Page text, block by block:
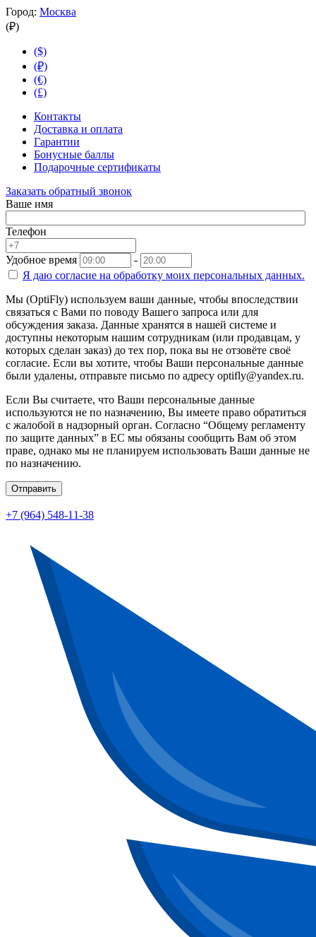
Город: Москва
(₽)
($)
(₽)
(€)
(£)
Контакты
Доставка и оплата
Гарантии
Бонусные баллы
Подарочные сертификаты
Заказать обратный звонок
Ваше имя
Телефон
Удобное время
-
Я даю согласие на обработку моих персональных данных.
Мы (OptiFly) используем ваши данные, чтобы впоследствии
связаться с Вами по поводу Вашего запроса или для
обсуждения заказа. Данные хранятся в нашей системе и
доступны некоторым нашим сотрудникам (или продавцам, у
которых сделан заказ) до тех пор, пока вы не отзовёте своё
согласие. Если вы хотите, чтобы Ваши персональные данные
были удалены, отправьте письмо по адресу optifly@yandex.ru.
Если Вы считаете, что Ваши персональные данные
используются не по назначению, Вы имеете право обратиться
с жалобой в надзорный орган. Согласно “Общему регламенту
по защите данных” в ЕС мы обязаны сообщить Вам об этом
праве, однако мы не планируем использовать Ваши данные не
по назначению.
Отправить
+7 (964) 548-11-38